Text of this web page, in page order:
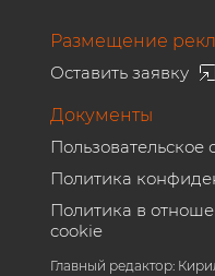
Размещение
Оставить заявку
Документы
Пользовательское
Политика
Политика в
cookie
Главный редактор: